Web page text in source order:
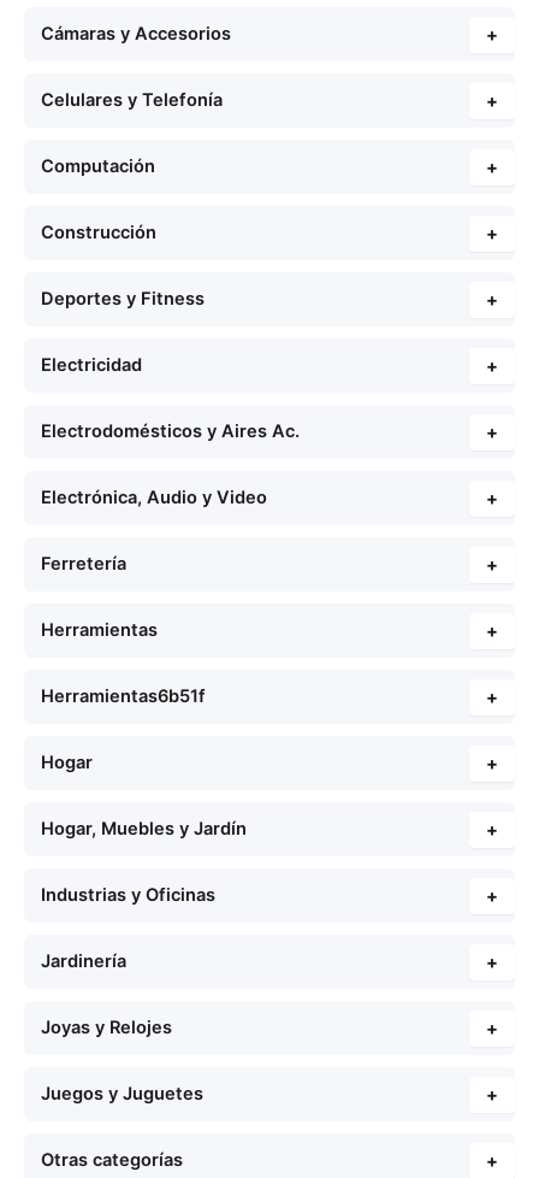
Cámaras y Accesorios +
Celulares y Telefonía +
Computación +
Construcción +
Deportes y Fitness +
Electricidad +
Electrodomésticos y Aires Ac. +
Electrónica, Audio y Video +
Ferretería +
Herramientas +
Herramientas6b51f +
Hogar +
Hogar, Muebles y Jardín +
Industrias y Oficinas +
Jardinería +
Joyas y Relojes +
Juegos y Juguetes +
Otras categorías +